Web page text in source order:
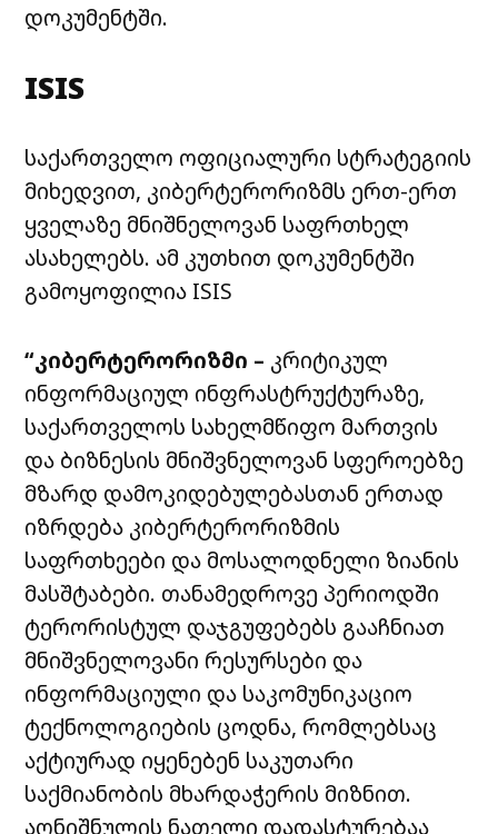
დოკუმენტში.
ISIS
საქართველო ოფიციალური სტრატეგიის
მიხედვით, კიბერტერორიზმს ერთ-ერთ
ყველაზე მნიშნელოვან საფრთხელ
ასახელებს. ამ კუთხით დოკუმენტში
გამოყოფილია ISIS
“კიბერტერორიზმი – კრიტიკულ
ინფორმაციულ ინფრასტრუქტურაზე,
საქართველოს სახელმწიფო მართვის
და ბიზნესის მნიშვნელოვან სფეროებზე
მზარდ დამოკიდებულებასთან ერთად
იზრდება კიბერტერორიზმის
საფრთხეები და მოსალოდნელი ზიანის
მასშტაბები. თანამედროვე პერიოდში
ტერორისტულ დაჯგუფებებს გააჩნიათ
მნიშვნელოვანი რესურსები და
ინფორმაციული და საკომუნიკაციო
ტექნოლოგიების ცოდნა, რომლებსაც
აქტიურად იყენებენ საკუთარი
საქმიანობის მხარდაჭერის მიზნით.
აღნიშნულის ნათელი დადასტურებაა